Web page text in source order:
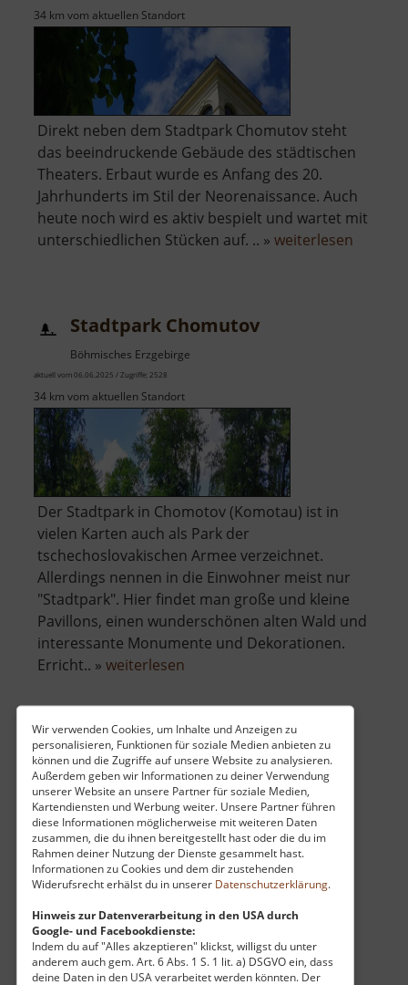
Wir verwenden Cookies, um Inhalte und Anzeigen zu
personalisieren, Funktionen für soziale Medien anbieten zu
können und die Zugriffe auf unsere Website zu analysieren.
Außerdem geben wir Informationen zu deiner Verwendung
unserer Website an unsere Partner für soziale Medien,
Kartendiensten und Werbung weiter. Unsere Partner führen
diese Informationen möglicherweise mit weiteren Daten
zusammen, die du ihnen bereitgestellt hast oder die du im
Rahmen deiner Nutzung der Dienste gesammelt hast.
Informationen zu Cookies und dem dir zustehenden
Widerufsrecht erhälst du in unserer Datenschutzerklärung.
Hinweis zur Datenverarbeitung in den USA durch
Google- und Facebookdienste:
Indem du auf "Alles akzeptieren" klickst, willigst du unter
anderem auch gem. Art. 6 Abs. 1 S. 1 lit. a) DSGVO ein, dass
deine Daten in den USA verarbeitet werden könnten. Der
34 km vom aktuellen Standort
Direkt neben dem Stadtpark Chomutov steht
das beeindruckende Gebäude des städtischen
Theaters. Erbaut wurde es Anfang des 20.
Jahrhunderts im Stil der Neorenaissance. Auch
heute noch wird es aktiv bespielt und wartet mit
unterschiedlichen Stücken auf. .. » weiterlesen
Stadtpark Chomutov
Böhmisches Erzgebirge
aktuell vom 06.06.2025 / Zugriffe: 2528
34 km vom aktuellen Standort
Der Stadtpark in Chomotov (Komotau) ist in
vielen Karten auch als Park der
tschechoslovakischen Armee verzeichnet.
Allerdings nennen in die Einwohner meist nur
"Stadtpark". Hier findet man große und kleine
Pavillons, einen wunderschönen alten Wald und
interessante Monumente und Dekorationen.
Erricht.. » weiterlesen
Chomutov
Historischer Bahnhof Mohorn
Osterzgebirge
54 km vom aktuellen Standort
Der ehemalige Bahnhof Mohorn ist ein echter
Sehnsuchtsort für alle, die ein Herz für die
goldene Ära der sächsischen